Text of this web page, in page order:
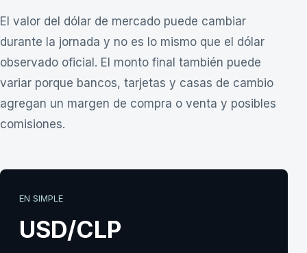
El valor del dólar de mercado puede cambiar
durante la jornada y no es lo mismo que el dólar
observado oficial. El monto final también puede
variar porque bancos, tarjetas y casas de cambio
agregan un margen de compra o venta y posibles
comisiones.
EN SIMPLE
USD/CLP